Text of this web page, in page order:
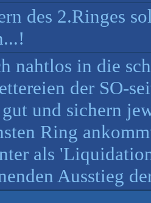
des 2.Ringes
nahtlos in die
der SO-
und sichern
Ring
als
Ausstieg